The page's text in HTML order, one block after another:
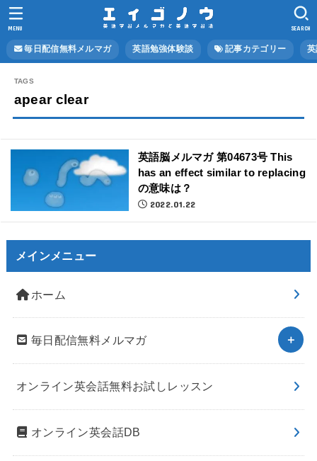
毎日配信無料メルマガ 英語勉強体験談 記事カテゴリー
SEARCH
MENU
apear clear
英語脳メルマガ 第04673号 This
has an effect similar to replacing
の意味は？
2022.01.22
メインメニュー
ホーム
毎日配信無料メルマガ
オンライン英会話無料お試しレッスン
オンライン英会話DB